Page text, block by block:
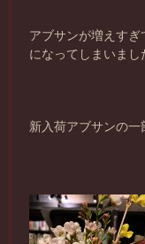
アブサンが増えす
になってしまいま
新入荷アブサンの